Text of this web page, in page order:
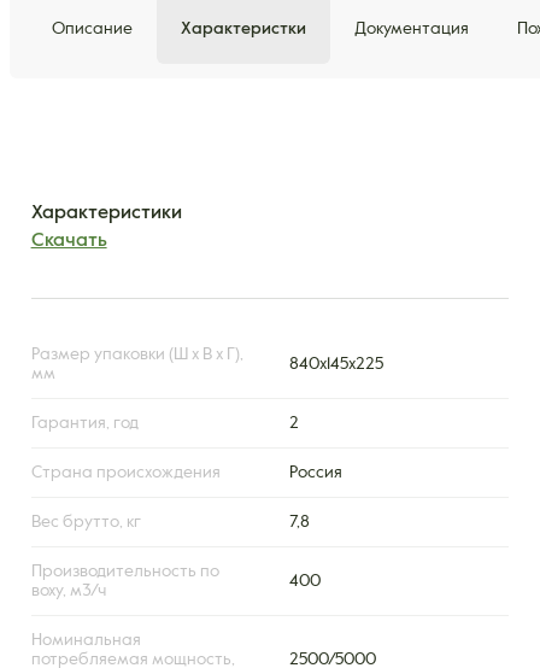
Описание Характеристки Документация
Характеристики
Скачать
Размер упаковки (Ш х В х Г),
мм
840x145x225
Гарантия, год 2
Страна происхождения Россия
Вес брутто, кг 7,8
Производительность по
воху, м3/ч
400
Номинальная
потребляемая мощность,
2500/5000